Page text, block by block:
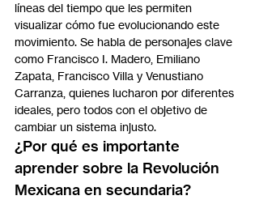
líneas del tiempo que les permiten
visualizar cómo fue evolucionando este
movimiento. Se habla de personajes clave
como Francisco I. Madero, Emiliano
Zapata, Francisco Villa y Venustiano
Carranza, quienes lucharon por diferentes
ideales, pero todos con el objetivo de
cambiar un sistema injusto.
¿Por qué es importante
aprender sobre la Revolución
Mexicana en secundaria?